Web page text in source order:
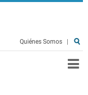
Quiénes Somos